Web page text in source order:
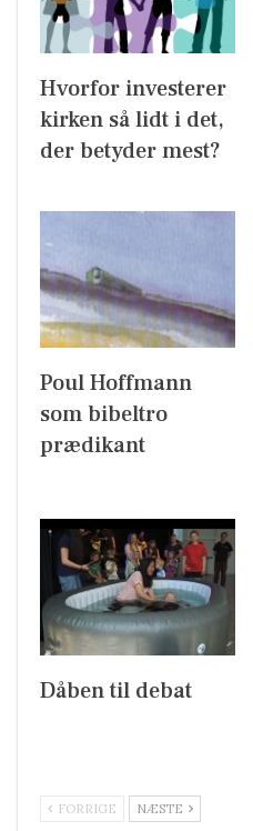
Hvorfor investerer
kirken så lidt i det,
der betyder mest?
Poul Hoffmann
som bibeltro
prædikant
Dåben til debat
FORRIGE NÆSTE